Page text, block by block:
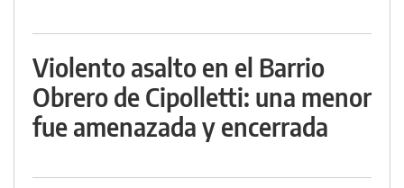
Violento asalto en el Barrio
Obrero de Cipolletti: una menor
fue amenazada y encerrada